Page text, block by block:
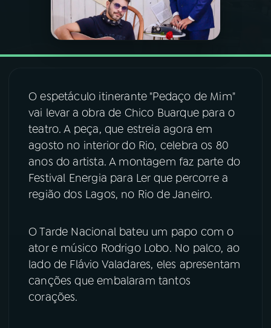
PODCASTS
ÚLTIMAS
08FESTIVAL DE MÚSICA
ACOMPANHE A RÁDIO NACIONAL
YouTube Facebook
TikTok
O espetáculo itinerante "Pedaço de Mim"
vai levar a obra de Chico Buarque para o
teatro. A peça, que estreia agora em
agosto no interior do Rio, celebra os 80
anos do artista. A montagem faz parte do
Festival Energia para Ler que percorre a
região dos Lagos, no Rio de Janeiro.
O Tarde Nacional bateu um papo com o
ator e músico Rodrigo Lobo. No palco, ao
lado de Flávio Valadares, eles apresentam
canções que embalaram tantos
corações.